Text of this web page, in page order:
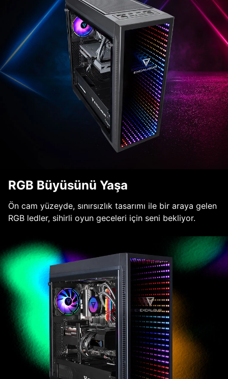
RGB Büyüsünü Yaşa
Ön cam yüzeyde, sınırsızlık tasarımı ile bir araya gelen
RGB ledler, sihirli oyun geceleri için seni bekliyor.